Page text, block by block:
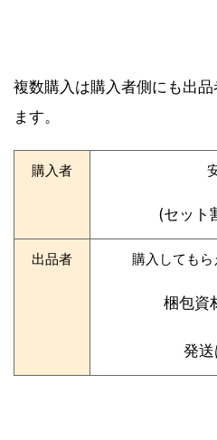
複数購入は購入者側にも出
ます。
購入者
(セット
出品者 購入しても
梱包資
発